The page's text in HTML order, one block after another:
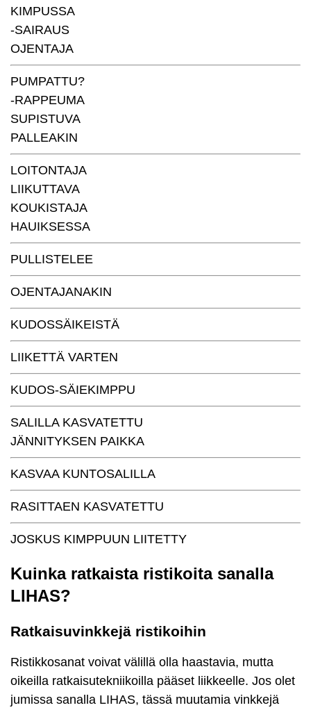
KIMPUSSA
-SAIRAUS
OJENTAJA
PUMPATTU?
-RAPPEUMA
SUPISTUVA
PALLEAKIN
LOITONTAJA
LIIKUTTAVA
KOUKISTAJA
HAUIKSESSA
PULLISTELEE
OJENTAJANAKIN
KUDOSSÄIKEISTÄ
LIIKETTÄ VARTEN
KUDOS-SÄIEKIMPPU
SALILLA KASVATETTU
JÄNNITYKSEN PAIKKA
KASVAA KUNTOSALILLA
RASITTAEN KASVATETTU
JOSKUS KIMPPUUN LIITETTY
Kuinka ratkaista ristikoita sanalla
LIHAS?
Ratkaisuvinkkejä ristikoihin
Ristikkosanat voivat välillä olla haastavia, mutta
oikeilla ratkaisutekniikoilla pääset liikkeelle. Jos olet
jumissa sanalla LIHAS, tässä muutamia vinkkejä